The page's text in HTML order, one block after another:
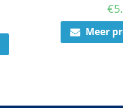
€
Meer